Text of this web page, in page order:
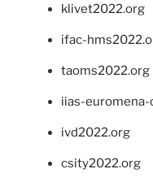
klivet2022.org
ifac-
taoms2022.org
iias-
ivd2022.org
csity2022.org